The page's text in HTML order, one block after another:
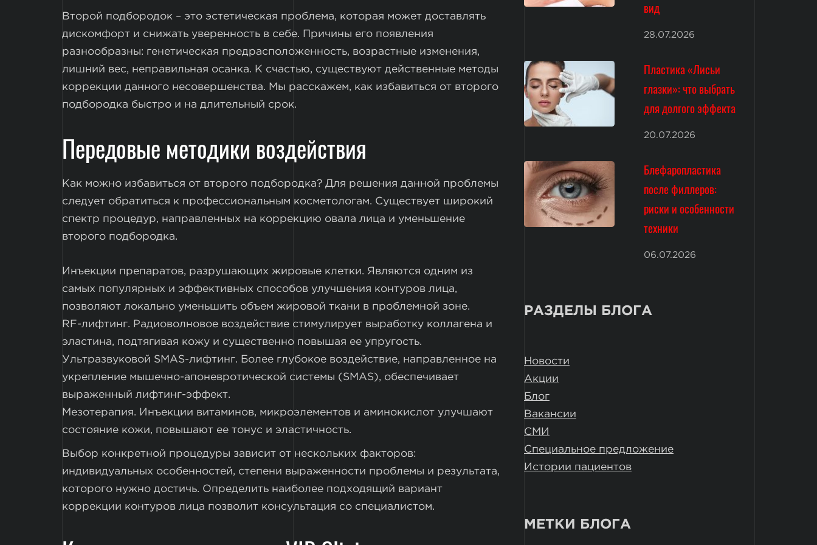
Второй подбородок – это эстетическая проблема, которая может доставлять
дискомфорт и снижать уверенность в себе. Причины его появления
разнообразны: генетическая предрасположенность, возрастные изменения,
лишний вес, неправильная осанка. К счастью, существуют действенные методы
коррекции данного несовершенства. Мы расскажем, как избавиться от второго
подбородка быстро и на длительный срок.
Передовые методики воздействия
Как можно избавиться от второго подбородка? Для решения данной проблемы
следует обратиться к профессиональным косметологам. Существует широкий
спектр процедур, направленных на коррекцию овала лица и уменьшение
второго подбородка.
Инъекции препаратов, разрушающих жировые клетки. Являются одним из
самых популярных и эффективных способов улучшения контуров лица,
позволяют локально уменьшить объем жировой ткани в проблемной зоне.
RF-лифтинг. Радиоволновое воздействие стимулирует выработку коллагена и
эластина, подтягивая кожу и существенно повышая ее упругость.
Ультразвуковой SMAS-лифтинг. Более глубокое воздействие, направленное на
укрепление мышечно-апоневротической системы (SMAS), обеспечивает
выраженный лифтинг-эффект.
Мезотерапия. Инъекции витаминов, микроэлементов и аминокислот улучшают
состояние кожи, повышают ее тонус и эластичность.
Выбор конкретной процедуры зависит от нескольких факторов:
индивидуальных особенностей, степени выраженности проблемы и результата,
которого нужно достичь. Определить наиболее подходящий вариант
коррекции контуров лица позволит консультация со специалистом.
вид
28.07.2026
Пластика «Лисьи
глазки»: что выбрать
для долгого эффекта
20.07.2026
Блефаропластика
после филлеров:
риски и особенности
техники
06.07.2026
РАЗДЕЛЫ БЛОГА
Новости
Акции
Блог
Вакансии
СМИ
Специальное предложение
Истории пациентов
МЕТКИ БЛОГА